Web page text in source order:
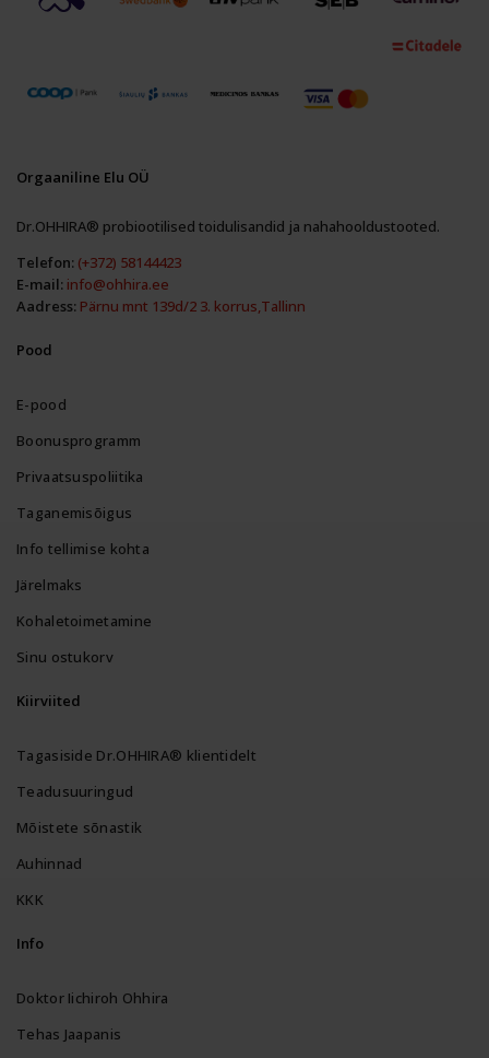
Orgaaniline Elu OÜ
Dr.OHHIRA® probiootilised toidulisandid ja nahahooldustooted.
Telefon: (+372) 58144423
E-mail: info@ohhira.ee
Aadress: Pärnu mnt 139d/2 3. korrus,Tallinn
Pood
E-pood
Boonusprogramm
Privaatsuspoliitika
Taganemisõigus
Info tellimise kohta
Järelmaks
Kohaletoimetamine
Sinu ostukorv
Kiirviited
Tagasiside Dr.OHHIRA® klientidelt
Teadusuuringud
Mõistete sõnastik
Auhinnad
KKK
Info
Doktor Iichiroh Ohhira
Tehas Jaapanis